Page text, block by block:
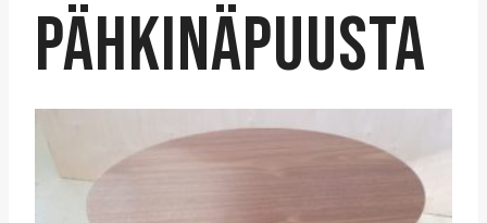
PÄHKINÄPUUSTA